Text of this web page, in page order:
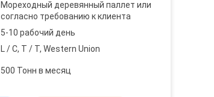
Мореходный деревянный паллет или
согласно требованию к клиента
5-10 рабочий день
L / C, T / T, Western Union
500 Тонн в месяц